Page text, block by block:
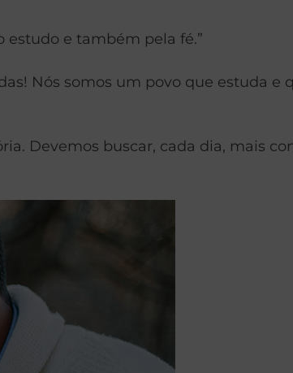
estudo e também pela fé.”
Nós somos um povo que estuda e
Devemos buscar, cada dia, mais